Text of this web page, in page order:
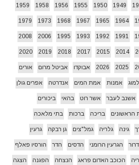
1949
1950
1955
1956
1958
1959
1964
1965
1967
1968
1973
1979
1991
1992
1993
1995
2006
2008
2014
2015
2017
2018
2019
2020
2025
2026 אבוקדו אביטל מרום אורים
אמנות אמת המים אנדרטה אפרים גולן
אשנב לעבר אשר רוט בהאי ביכורים
הראשונים בריכה ברכות בתי מלאכה
גינה גלריה גמל"צים גן רבקה גרעין
דרור הגרעין הרומני הדסים הדר הורסיו פאלף
הכוכב האדום פראג הנצחה הפגנה הצגה